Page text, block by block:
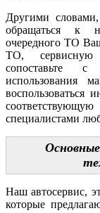
Другими
обращаться к
очередного ТО
ТО, сервисную
сопоставьте
использования
воспользоваться
специалистами
Наш автосервис,
которые